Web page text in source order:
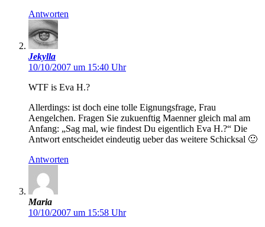
Antworten
Jekylla
10/10/2007 um 15:40 Uhr
WTF is Eva H.?
Allerdings: ist doch eine tolle Eignungsfrage, Frau
Aengelchen. Fragen Sie zukuenftig Maenner gleich mal am
Anfang: „Sag mal, wie findest Du eigentlich Eva H.?“ Die
Antwort entscheidet eindeutig ueber das weitere Schicksal 🙂
Antworten
Maria
10/10/2007 um 15:58 Uhr